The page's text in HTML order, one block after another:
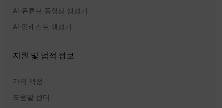
AI 유튜브 동영상 생성기
AI 팟캐스트 생성기
지원 및 법적 정보
가격 책정
도움말 센터